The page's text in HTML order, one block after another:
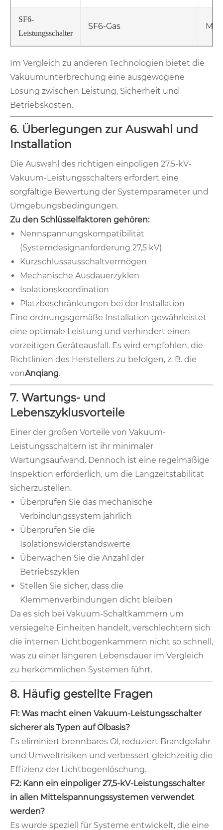
SF6-
Leistungsschalter
SF6-Gas
Im Vergleich zu anderen Technologien bietet die
Vakuumunterbrechung eine ausgewogene
Lösung zwischen Leistung, Sicherheit und
Betriebskosten.
6. Überlegungen zur Auswahl und
Installation
Die Auswahl des richtigen einpoligen 27,5-kV-
Vakuum-Leistungsschalters erfordert eine
sorgfältige Bewertung der Systemparameter und
Umgebungsbedingungen.
Zu den Schlüsselfaktoren gehören:
Nennspannungskompatibilität
(Systemdesignanforderung 27,5 kV)
Kurzschlussausschaltvermögen
Mechanische Ausdauerzyklen
Isolationskoordination
Platzbeschränkungen bei der Installation
Eine ordnungsgemäße Installation gewährleistet
eine optimale Leistung und verhindert einen
vorzeitigen Geräteausfall. Es wird empfohlen, die
Richtlinien des Herstellers zu befolgen, z. B. die
vonAnqiang.
7. Wartungs- und
Lebenszyklusvorteile
Einer der großen Vorteile von Vakuum-
Leistungsschaltern ist ihr minimaler
Wartungsaufwand. Dennoch ist eine regelmäßige
Inspektion erforderlich, um die Langzeitstabilität
sicherzustellen.
Überprüfen Sie das mechanische
Verbindungssystem jährlich
Überprüfen Sie die
Isolationswiderstandswerte
Überwachen Sie die Anzahl der
Betriebszyklen
Stellen Sie sicher, dass die
Klemmenverbindungen dicht bleiben
Da es sich bei Vakuum-Schaltkammern um
versiegelte Einheiten handelt, verschlechtern sich
die internen Lichtbogenkammern nicht so schnell,
was zu einer längeren Lebensdauer im Vergleich
zu herkömmlichen Systemen führt.
8. Häufig gestellte Fragen
F1: Was macht einen Vakuum-Leistungsschalter
sicherer als Typen auf Ölbasis?
Es eliminiert brennbares Öl, reduziert Brandgefahr
und Umweltrisiken und verbessert gleichzeitig die
Effizienz der Lichtbogenlöschung.
F2: Kann ein einpoliger 27,5-kV-Leistungsschalter
in allen Mittelspannungssystemen verwendet
werden?
Es wurde speziell für Systeme entwickelt, die eine